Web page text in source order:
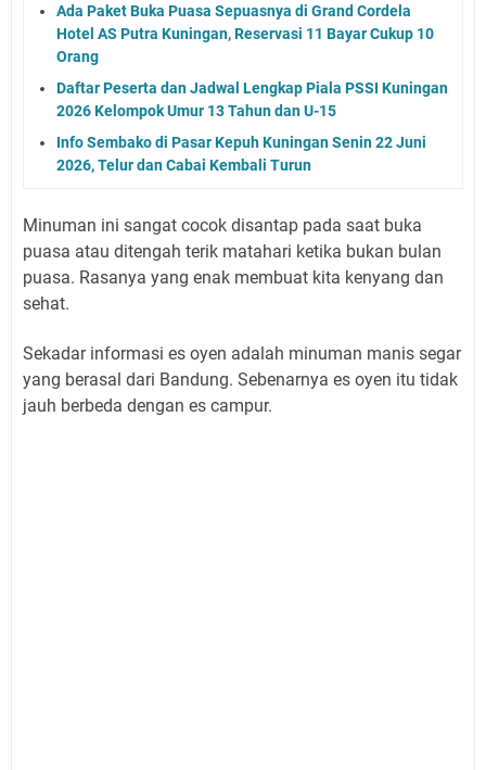
Ada Paket Buka Puasa Sepuasnya di Grand Cordela
Hotel AS Putra Kuningan, Reservasi 11 Bayar Cukup 10
Orang
Daftar Peserta dan Jadwal Lengkap Piala PSSI Kuningan
2026 Kelompok Umur 13 Tahun dan U-15
Info Sembako di Pasar Kepuh Kuningan Senin 22 Juni
2026, Telur dan Cabai Kembali Turun
Minuman ini sangat cocok disantap pada saat buka
puasa atau ditengah terik matahari ketika bukan bulan
puasa. Rasanya yang enak membuat kita kenyang dan
sehat.
Sekadar informasi es oyen adalah minuman manis segar
yang berasal dari Bandung. Sebenarnya es oyen itu tidak
jauh berbeda dengan es campur.